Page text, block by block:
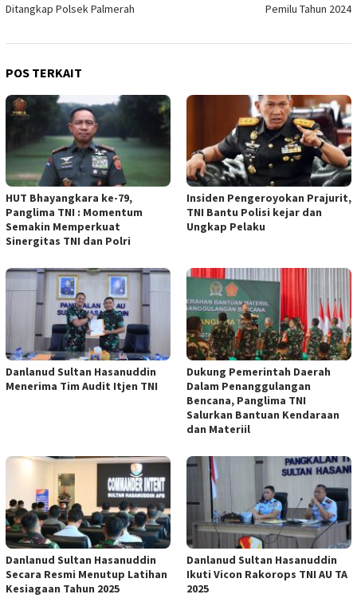
Ditangkap Polsek Palmerah
Pemilu Tahun 2024
POS TERKAIT
HUT Bhayangkara ke-79,
Panglima TNI : Momentum
Semakin Memperkuat
Sinergitas TNI dan Polri
Insiden Pengeroyokan Prajurit,
TNI Bantu Polisi kejar dan
Ungkap Pelaku
Danlanud Sultan Hasanuddin
Menerima Tim Audit Itjen TNI
Dukung Pemerintah Daerah
Dalam Penanggulangan
Bencana, Panglima TNI
Salurkan Bantuan Kendaraan
dan Materiil
Danlanud Sultan Hasanuddin
Secara Resmi Menutup Latihan
Kesiagaan Tahun 2025
Danlanud Sultan Hasanuddin
Ikuti Vicon Rakorops TNI AU TA
2025